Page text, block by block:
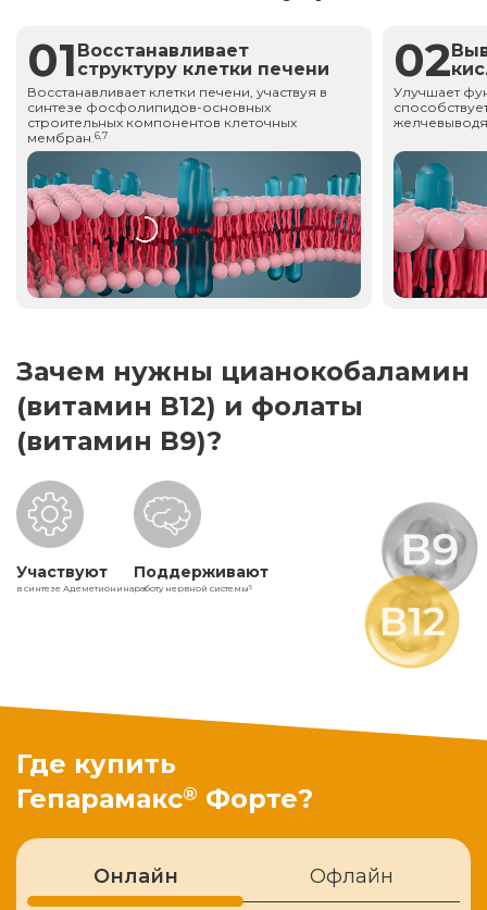
01 Восстанавливает
структуру клетки печени
Восстанавливает клетки печени, участвуя в
синтезе фосфолипидов-основных
строительных компонентов клеточных
мембран.6,7
02
Улучшает
Зачем нужны цианокобаламин
(витамин В12) и фолаты
(витамин В9)?
Участвуют
в синтезе Адеметионина
Поддерживают
работу нервной системы5
Где купить
Гепарамакс® Форте?
Онлайн Офлайн